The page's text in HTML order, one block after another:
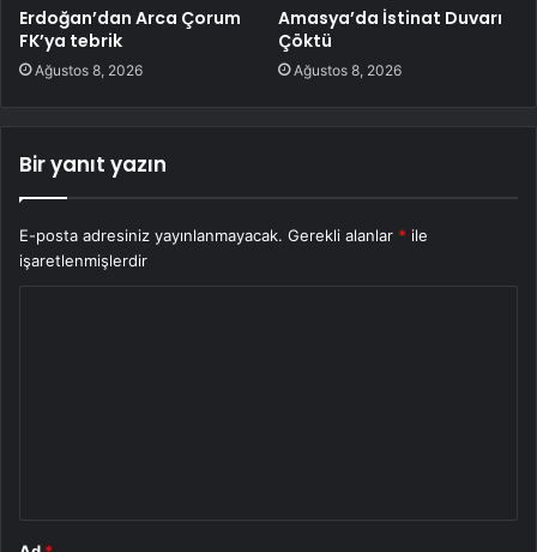
Erdoğan’dan Arca Çorum
FK’ya tebrik
Ağustos 8, 2026
Amasya’da İstinat Duvarı
Çöktü
Ağustos 8, 2026
Bir yanıt yazın
E-posta adresiniz yayınlanmayacak. Gerekli alanlar * ile
işaretlenmişlerdir